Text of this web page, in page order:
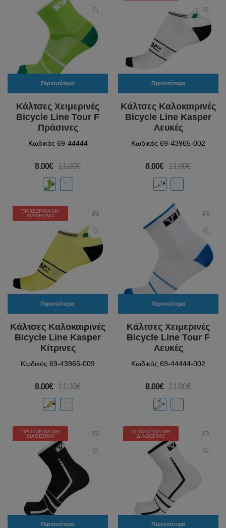
Περισσότερα
Κάλτσες Χειμερινές
Bicycle Line Tour F
Πράσινες
Κωδικός 69-44444
8.00€ 11.00€
Περισσότερα
Κάλτσες Καλοκαιρινές
Bicycle Line Kasper
Λευκές
Κωδικός 69-43965-002
8.00€ 11.00€
ΠΡΟΣΩΡΙΝΆ ΜΗ
ΔΙΑΘΈΣΙΜΟ
Περισσότερα
Κάλτσες Καλοκαιρινές
Bicycle Line Kasper
Κίτρινες
Κωδικός 69-43965-009
8.00€ 11.00€
Περισσότερα
Κάλτσες Χειμερινές
Bicycle Line Tour F
Λευκές
Κωδικός 69-44444-002
8.00€ 11.00€
ΠΡΟΣΩΡΙΝΆ ΜΗ
ΔΙΑΘΈΣΙΜΟ
Περισσότερα
ΠΡΟΣΩΡΙΝΆ ΜΗ
ΔΙΑΘΈΣΙΜΟ
Περισσότερα